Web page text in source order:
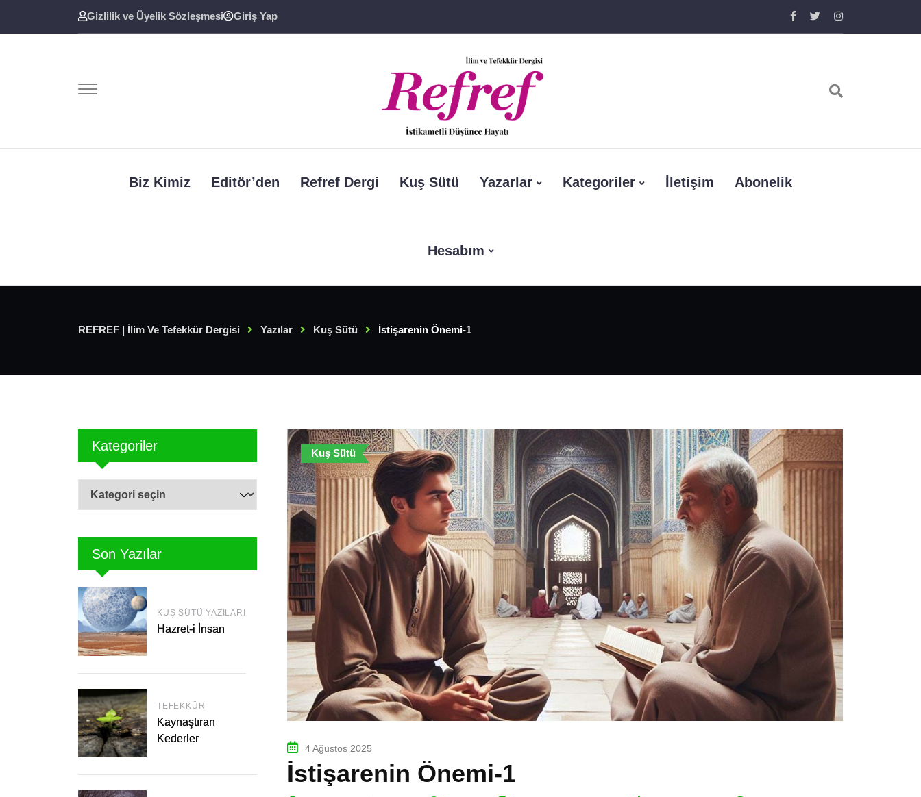
Gizlilik ve Üyelik Sözleşmesi Giriş Yap
Biz Kimiz Editör’den Refref Dergi Kuş Sütü Yazarlar Kategoriler İletişim Abonelik
Hesabım
REFREF | İlim Ve Tefekkür Dergisi Yazılar Kuş Sütü İstişarenin Önemi-1
Kategoriler
Kategoriler
Son Yazılar
KUŞ SÜTÜ YAZILARI
Hazret-i İnsan
TEFEKKÜR
Kaynaştıran
Kederler
Kuş Sütü
4 Ağustos 2025
İstişarenin Önemi-1